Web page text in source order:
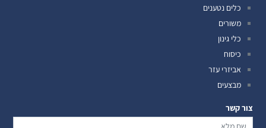
כלים נטענים
משורים
כלי גינון
כיסוח
אביזרי עזר
מבצעים
צור קשר